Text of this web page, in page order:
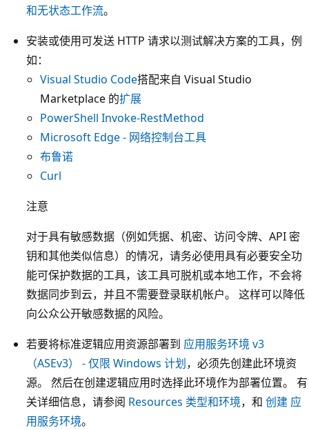
和无状态工作流。
安装或使用可发送 HTTP 请求以测试解决方案的工具，例
如：
Visual Studio Code搭配来自 Visual Studio
Marketplace 的扩展
PowerShell Invoke-RestMethod
Microsoft Edge - 网络控制台工具
布鲁诺
Curl
注意
对于具有敏感数据（例如凭据、机密、访问令牌、API 密
钥和其他类似信息）的情况，请务必使用具有必要安全功
能可保护数据的工具，该工具可脱机或本地工作，不会将
数据同步到云，并且不需要登录联机帐户。 这样可以降低
向公众公开敏感数据的风险。
若要将标准逻辑应用资源部署到 应用服务环境 v3
（ASEv3） - 仅限 Windows 计划，必须先创建此环境资
源。 然后在创建逻辑应用时选择此环境作为部署位置。 有
关详细信息，请参阅 Resources 类型和环境，和 创建 应
用服务环境。